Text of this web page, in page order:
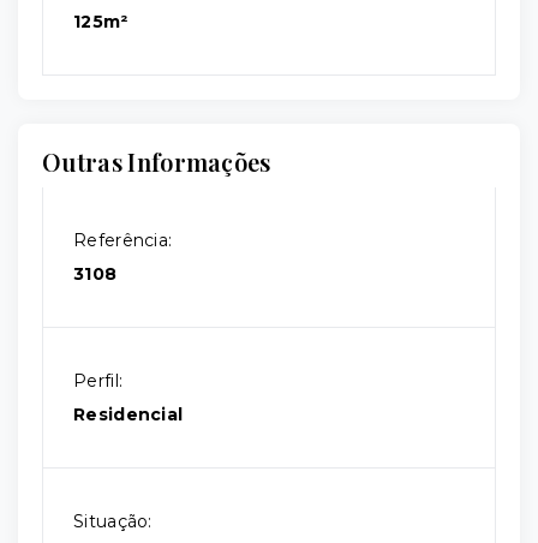
125m²
Outras Informações
Referência:
3108
Perfil:
Residencial
Situação: